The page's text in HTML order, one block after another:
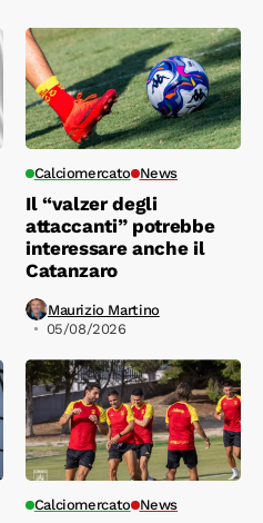
Calciomercato News
Il “valzer degli
attaccanti” potrebbe
interessare anche il
Catanzaro
Maurizio Martino
05/08/2026
Calciomercato News